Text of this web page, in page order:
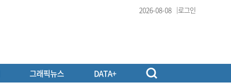
2026-08-08 로그인
그래픽뉴스 DATA+